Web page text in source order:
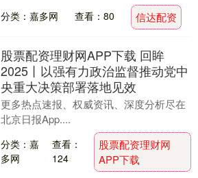
门。那孩子一开始不肯承认。这段话传开
后，公众非常气愤，....
分类：嘉多网 查看：80 信达配资
股票配资理财网APP下载 回眸
2025丨以强有力政治监督推动党中
央重大决策部署落地见效
更多热点速报、权威资讯、深度分析尽在
北京日报App....
分类：嘉
多网
查看：
124
股票配资理财网
APP下载